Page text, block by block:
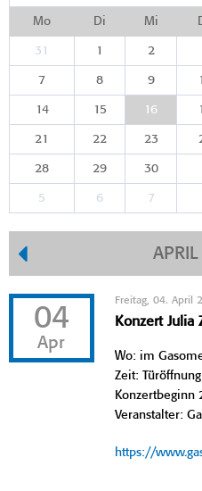
Mo Di Mi
31 1 2
7 8 9
14 15 16
21 22 23
28 29 30
5 6 7
04
Apr
Freitag, 04. April
Konzert Julia
Wo: im
Zeit:
Konzertbeginn
Veranstalter:
https://